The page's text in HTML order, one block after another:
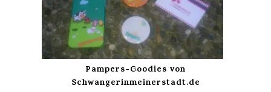
Pampers-Goodies von
Schwangerinmeinerstadt.de